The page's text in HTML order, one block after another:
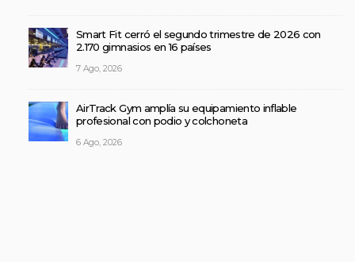
Smart Fit cerró el segundo trimestre de 2026 con
2.170 gimnasios en 16 países
7 Ago, 2026
AirTrack Gym amplía su equipamiento inflable
profesional con podio y colchoneta
6 Ago, 2026